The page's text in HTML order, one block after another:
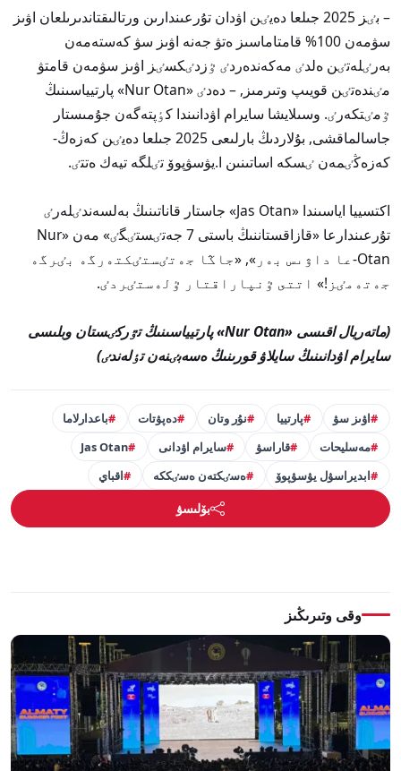
– بٸز 2025 جىلعا دەيٸن اۋدان تۇرعىندارىن ورتالىقتاندىرىلعان اۋىز
سۋمەن 100% قامتاماسىز ەتۋ جەنە اۋىز سۋ كەستەمەن
بەرٸلەتٸن ەلدٸ مەكەندەردٸ ٷزدٸكسٸز اۋىز سۋمەن قامتۋ
مٸندەتٸن قويىپ وتىرمىز, – دەدٸ «Nur Otan» پارتيياسىنىڭ
ٷمٸتكەرٸ. وسىلايشا سايرام اۋدانىندا كٶپتەگەن جۇمىستار
جاسالماقشى, بۇلاردىڭ بارلىعى 2025 جىلعا دەيٸن كەزەڭ-
كەزەڭٸمەن ٸسكە اساتىنىن ا.يۋسۋپوۆ تٸلگە تيەك ەتتٸ.
اكتسييا اياسىندا «Jas Otan» جاستار قاناتىنىڭ بەلسەندٸلەرٸ
تۇرعىندارعا «قازاقستاننىڭ باستى 7 جەتٸستٸگٸ» مەن «Nur
Otan-عا داۋىس بەر», «جاڭا جەتٸستٸكتەرگە بٸرگە
جەتەمٸز!» اتتى ٷنپاراقتار ٷلەستٸردٸ.
(ماتەريال اقىسى «Nur Otan» پارتيياسىنىڭ تٷركٸستان وبلىسى
سايرام اۋدانىنىڭ سايلاۋ قورىنىڭ ەسەبٸنەن تٶلەندٸ)
اۋىز سۋ پارتييا نۇر وتان دەپۋتات
باعدارلاما
مەسليحات
قاراسۋ سايرام اۋدانى
Jas Otan
ابديراسۋل يۋسۋپوۆ
ەسٸكتەن ەسٸككە اقباي
بۆلىسۋ
وقى وتىرىڭىز